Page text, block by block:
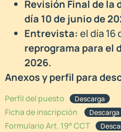
Revisión Final de
día 10 de junio de
Entrevista: el día 16
reprograma para el
2026.
Anexos y perfil para
Perfil del puesto Descarga
Ficha de inscripción Descarga
Formulario Art. 19° CCT